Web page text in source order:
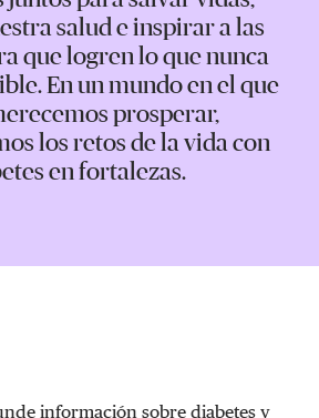
salud e inspirar a las
que logren lo que nunca
En un mundo en el que
prosperar,
los retos de la vida con
en fortalezas.
información sobre diabetes y